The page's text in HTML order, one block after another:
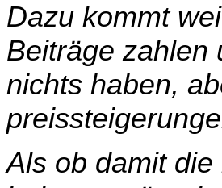
Dazu kommt
Beiträge zahlen
nichts haben,
Als ob damit